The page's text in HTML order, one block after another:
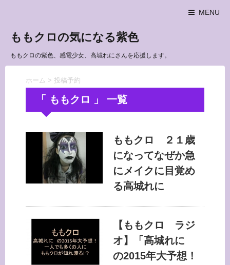
MENU
ももクロの気になる紫色
ももクロの紫色、感電少女、高城れにさんを応援します。
ホーム > 投稿予約
「 ももクロ 」 一覧
ももクロ ２１歳
になってなぜか急
にメイクに目覚め
る高城れに
【ももクロ ラジ
オ】「高城れに
の2015年大予想！